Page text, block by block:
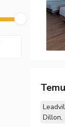
Dillon,